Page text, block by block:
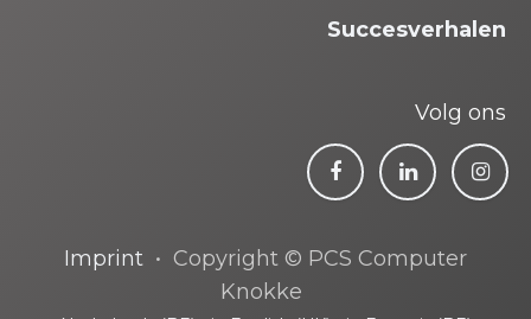
Succesverhalen
Volg ons
Imprint • Copyright © PCS Computer
Knokke